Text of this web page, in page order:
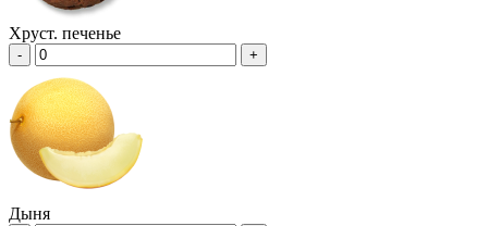
Хруст. печенье
- +
Дыня